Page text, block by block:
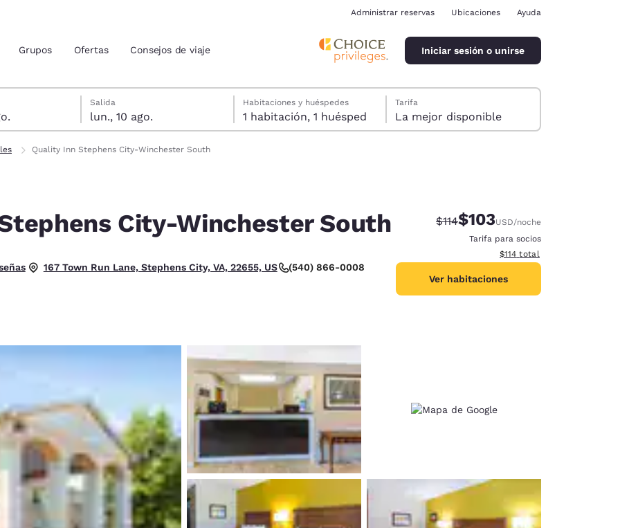
actuales
Estados Unidos
Español
América Latina
Español
Latin America Canada
España
Español
France
Français
France
Italia
Italiano
Italy
English
Administrar reservas Ubicaciones Ayuda
Grupos Ofertas Consejos de viaje Iniciar sesión o unirse
Salida
lun., 10 ago.
seleccionada: lunes, 10 de agosto
seleccionada: domingo, 9 de agosto
Habitaciones y huéspedes
1 habitación, 1 huésped
Tarifa
La mejor disponible
Quality Inn Stephens City-Winchester South
City-Winchester South
Bueno.
167 Town Run Lane, Stephens City, VA, 22655, US (540) 866-0008
Tarifa tachada:
$114Tarifa reducida:
$103USD/noche
Tarifa para socios
Ver detalles totales
$114 total
Ver habitaciones